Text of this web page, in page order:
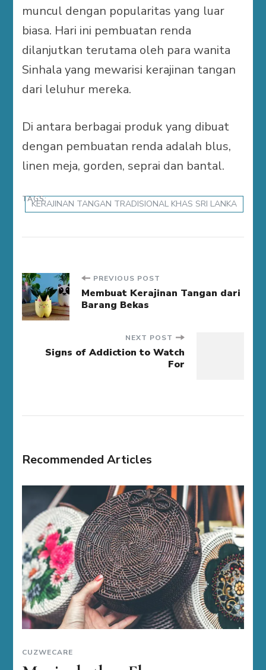
muncul dengan popularitas yang luar
biasa. Hari ini pembuatan renda
dilanjutkan terutama oleh para wanita
Sinhala yang mewarisi kerajinan tangan
dari leluhur mereka.
Di antara berbagai produk yang dibuat
dengan pembuatan renda adalah blus,
linen meja, gorden, seprai dan bantal.
TAGS:
KERAJINAN TANGAN TRADISIONAL KHAS SRI LANKA
Post
Navigation
PREVIOUS POST
Membuat Kerajinan Tangan dari
Barang Bekas
NEXT POST
Signs of Addiction to Watch
For
Recommended Articles
CUZWECARE